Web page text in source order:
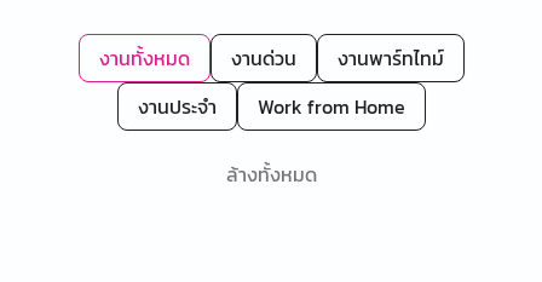
งานทั้งหมด งานด่วน
งานพาร์ทไทม์
งานประจำ
Work from Home
ล้างทั้งหมด